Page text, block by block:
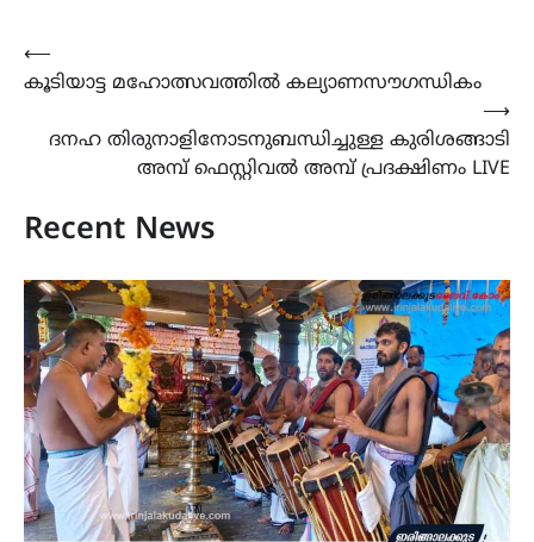
Post
navigation
⟵
കൂടിയാട്ട മഹോത്സവത്തിൽ കല്യാണസൗഗന്ധികം
ദനഹ തിരുനാളിനോടനുബന്ധിച്ചുള്ള കുരിശങ്ങാടി
അമ്പ് ഫെസ്റ്റിവൽ അമ്പ് പ്രദക്ഷിണം LIVE
⟶
Recent News